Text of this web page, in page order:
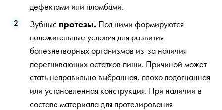
дефектами или пломбами.
Зубные протезы. Под ними формируются
положительные условия для развития
болезнетворных организмов из-за наличия
перегнивающих остатков пищи. Причиной может
стать неправильно выбранная, плохо подогнанная
или установленная конструкция. При наличии в
составе материала для протезирования